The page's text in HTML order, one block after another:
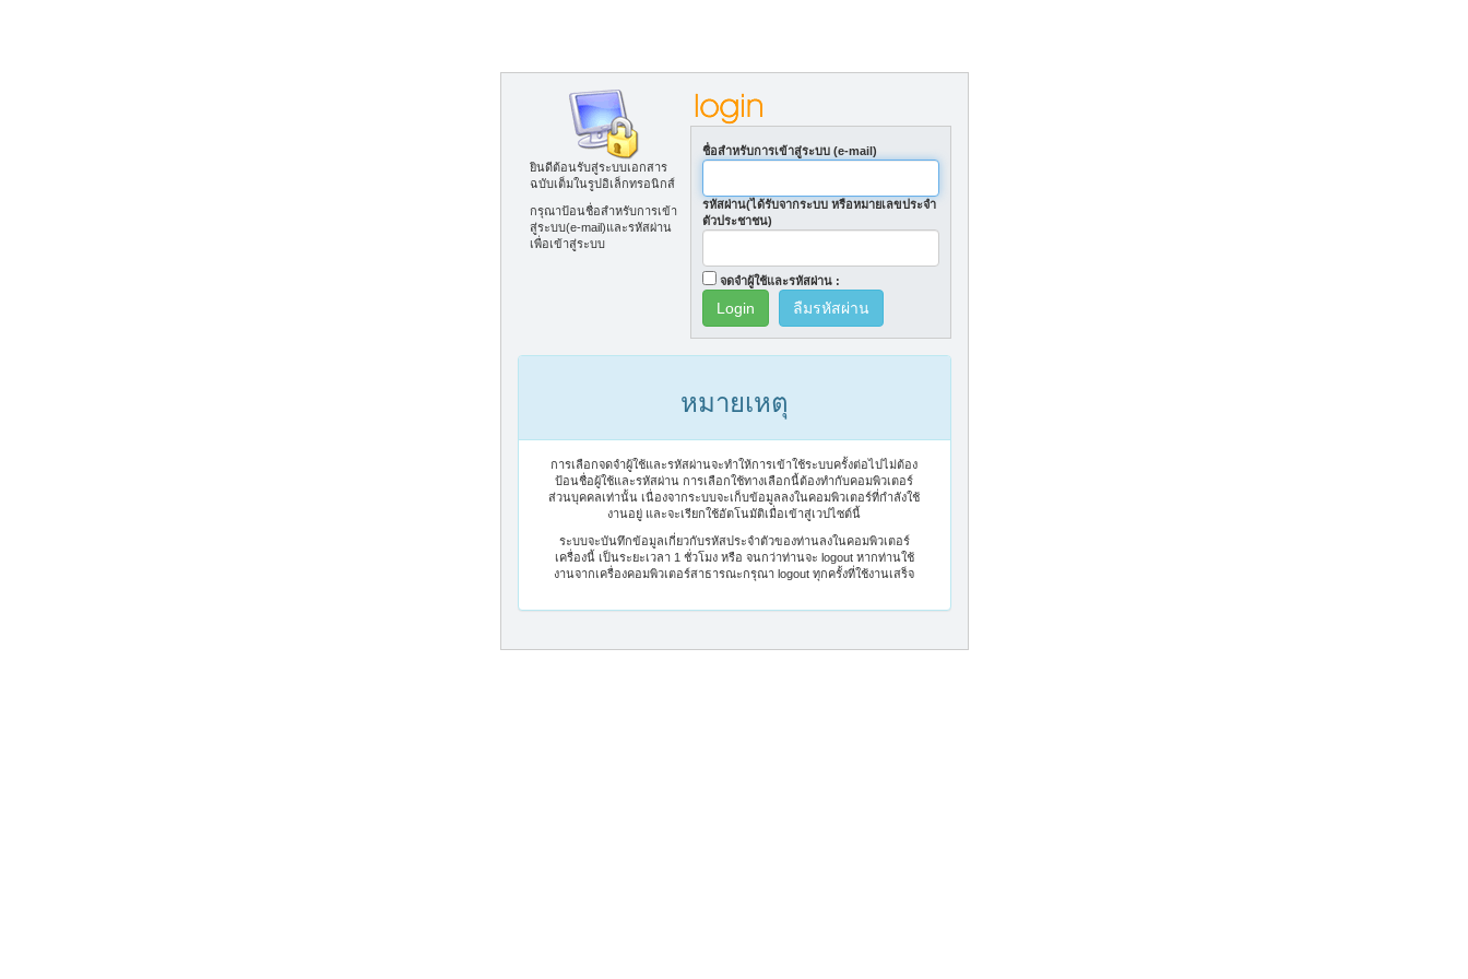
ชื่อสำหรับการเข้าสู่ระบบ (e-mail)
รหัสผ่าน(ได้รับจากระบบ หรือหมายเลขประจำ
ตัวประชาชน)
จดจำผู้ใช้และรหัสผ่าน :
ลืมรหัสผ่าน
ยินดีต้อนรับสู่ระบบเอกสาร
ฉบับเต็มในรูปอิเล็กทรอนิกส์
กรุณาป้อนชื่อสำหรับการเข้า
สู่ระบบ(e-mail)และรหัสผ่าน
เพื่อเข้าสู่ระบบ
หมายเหตุ
การเลือกจดจำผู้ใช้และรหัสผ่านจะทำให้การเข้าใช้ระบบครั้งต่อไปไม่ต้อง
ป้อนชื่อผู้ใช้และรหัสผ่าน การเลือกใช้ทางเลือกนี้ต้องทำกับคอมพิวเตอร์
ส่วนบุคคลเท่านั้น เนื่องจากระบบจะเก็บข้อมูลลงในคอมพิวเตอร์ที่กำลังใช้
งานอยู่ และจะเรียกใช้อัตโนมัติเมื่อเข้าสู่เวปไซต์นี้
ระบบจะบันทึกข้อมูลเกี่ยวกับรหัสประจำตัวของท่านลงในคอมพิวเตอร์
เครื่องนี้ เป็นระยะเวลา 1 ชั่วโมง หรือ จนกว่าท่านจะ logout หากท่านใช้
งานจากเครื่องคอมพิวเตอร์สาธารณะกรุณา logout ทุกครั้งที่ใช้งานเสร็จ